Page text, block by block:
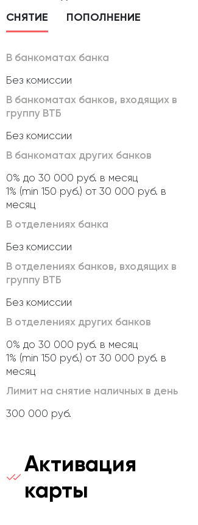
СНЯТИЕ ПОПОЛНЕНИЕ
В банкоматах банка
Без комиссии
В банкоматах банков, входящих в
группу ВТБ
Без комиссии
В банкоматах других банков
0% до 30 000 руб. в месяц
1% (min 150 руб.) от 30 000 руб. в
месяц
В отделениях банка
Без комиссии
В отделениях банков, входящих в
группу ВТБ
Без комиссии
В отделениях других банков
0% до 30 000 руб. в месяц
1% (min 150 руб.) от 30 000 руб. в
месяц
Лимит на снятие наличных в день
300 000 руб.
Активация
карты